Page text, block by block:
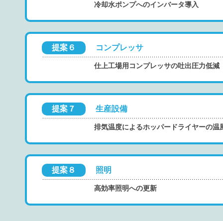
冷却水ポンプへのインバータ導入
提案６ コンプレッサ
仕上工場用コンプレッサの吐出圧力低減
提案７ 生産設備
排気温度によるホッパードライヤーの温
提案８ 照明
高効率照明への更新